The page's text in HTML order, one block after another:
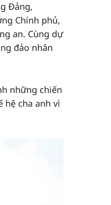
Đảng,
Chính phủ,
an. Cùng dự
đảo nhân
những chiến
hệ cha anh vì